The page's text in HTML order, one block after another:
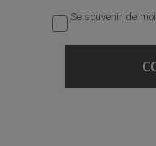
Se souvenir de moi